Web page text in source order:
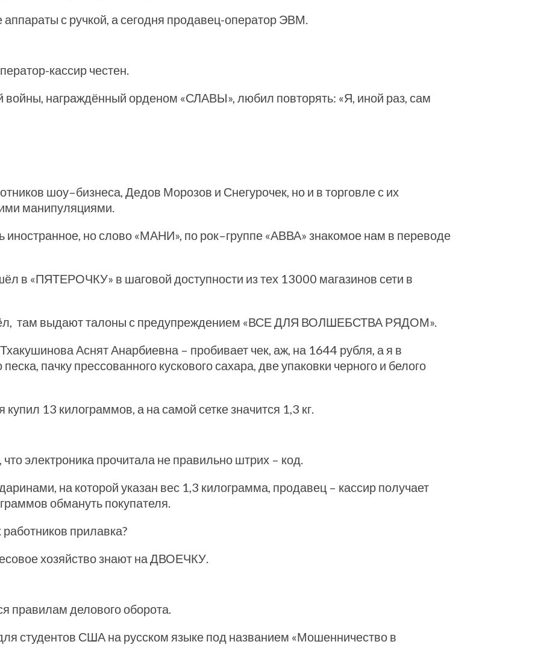
с ручкой, а сегодня продавец-оператор ЭВМ.
кассир честен.
войны, награждённый орденом «СЛАВЫ», любил повторять: «Я, иной раз, сам
шоу–бизнеса, Дедов Морозов и Снегурочек, но и в торговле с их
манипуляциями.
но слово «МАНИ», по рок–группе «АВВА» знакомое нам в переводе
в «ПЯТЕРОЧКУ» в шаговой доступности из тех 13000 магазинов сети в
там выдают талоны с предупреждением «ВСЕ ДЛЯ ВОЛШЕБСТВА РЯДОМ».
Аснят Анарбиевна – пробивает чек, аж, на 1644 рубля, а я в
пачку прессованного кускового сахара, две упаковки черного и белого
13 килограммов, а на самой сетке значится 1,3 кг.
электроника прочитала не правильно штрих – код.
на которой указан вес 1,3 килограмма, продавец – кассир получает
обмануть покупателя.
прилавка?
хозяйство знают на ДВОЕЧКУ.
правилам делового оборота.
студентов США на русском языке под названием «Мошенничество в